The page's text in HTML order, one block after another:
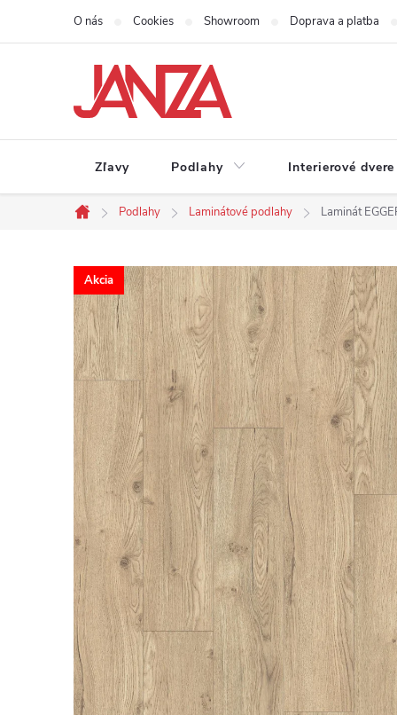
Prejsť na obsah
O nás Cookies Showroom Doprava a platba
Zľavy Podlahy Interierové dvere
Domov
Podlahy Laminátové podlahy Laminát
Akcia